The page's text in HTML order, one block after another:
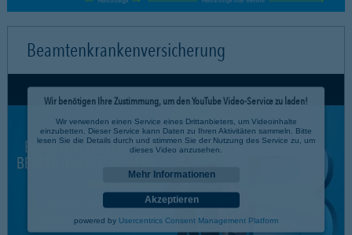
Beamtenkrankenversicherung
Wir benötigen Ihre Zustimmung, um den YouTube Video-Service zu laden!
Wir verwenden einen Service eines Drittanbieters, um Videoinhalte
einzubetten. Dieser Service kann Daten zu Ihren Aktivitäten sammeln. Bitte
lesen Sie die Details durch und stimmen Sie der Nutzung des Service zu, um
dieses Video anzusehen.
Mehr Informationen
Akzeptieren
powered by Usercentrics Consent Management Platform